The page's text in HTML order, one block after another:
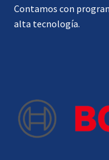
Contamos con
alta tecnología.